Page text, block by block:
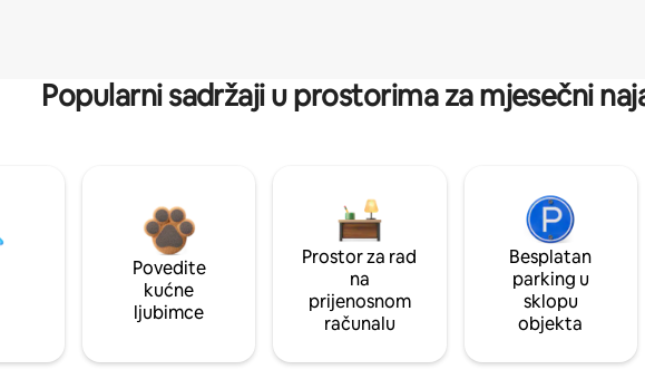
Popularni sadržaji u prostorima za mjesečni
Povedite
kućne
ljubimce
Prostor za rad
na
prijenosnom
računalu
Besplatan
parking u
sklopu
objekta